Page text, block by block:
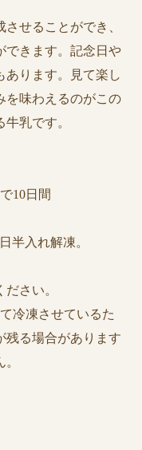
せることができ、
できます。記念日や
あります。見て楽し
を味わえるのがこの
乳です。
10日間
半入れ解凍。
さい。
冷凍させているた
残る場合があります